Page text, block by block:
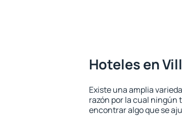
Hoteles en
Existe una amplia
razón por la cual ningún
encontrar algo que se